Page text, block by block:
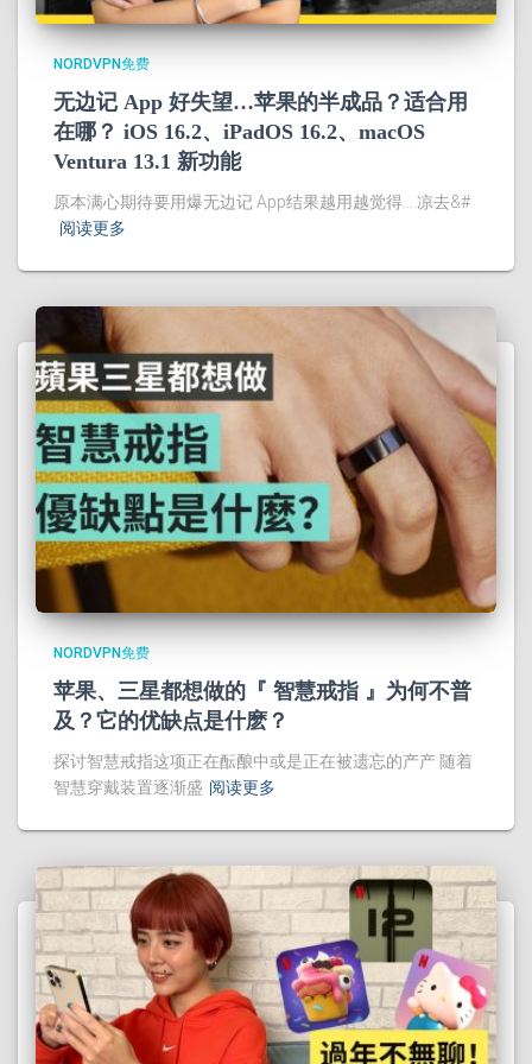
NORDVPN免费
无边记 App 好失望…苹果的半成品？适合用
在哪？ iOS 16.2、iPadOS 16.2、macOS
Ventura 13.1 新功能
原本满心期待要用爆无边记 App结果越用越觉得….凉去&#
阅读更多
NORDVPN免费
苹果、三星都想做的『 智慧戒指 』为何不普
及？它的优缺点是什麽？
探讨智慧戒指这项正在酝酿中或是正在被遗忘的产产 随着
智慧穿戴装置逐渐盛 阅读更多